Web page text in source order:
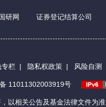
国研网 证券登记结算公司
专栏 | 隐私权政策 | 风险自测
11011302003919号
以相关公告及基金法律文件为准